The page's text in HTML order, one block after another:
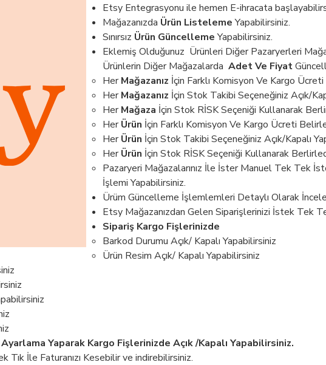
Etsy Entegrasyonu ile hemen E-ihracata
Mağazanızda Ürün ListelemeYapabilirsiniz.
Sınırsız Ürün GüncellemeYapabilirsiniz.
Eklemiş Olduğunuz Ürünleri Diğer Pazaryerleri
Ürünlerin Diğer Mağazalarda Adet Ve Fiyat
HerMağazanız İçin Farklı Komisyon Ve Kargo
HerMağazanız İçin Stok Takibi Seçeneğiniz Açık/
HerMağaza İçin Stok RİSK Seçeniği Kullanarak
HerÜrün İçin Farklı Komisyon Ve Kargo Ücreti
HerÜrün İçin Stok Takibi Seçeneğiniz Açık/Kapalı
HerÜrün İçin Stok RİSK Seçeniği Kullanarak
Pazaryeri Mağazalarınız İle İster Manuel Tek Tek
İşlemi Yapabilirsiniz.
Ürüm Güncelleme İşlemlemleri Detaylı Olarak
Etsy Mağazanızdan Gelen Siparişlerinizi İstek Tek
Sipariş Kargo Fişlerinizde
Barkod Durumu Açık/ Kapalı Yapabilirsiniz
Ürün Resim Açık/ Kapalı Yapabilirsiniz
Yaparak Kargo Fişlerinizde Açık /Kapalı Yapabilirsiniz.
Tık İle Faturanızı Kesebilir ve indirebilirsiniz.